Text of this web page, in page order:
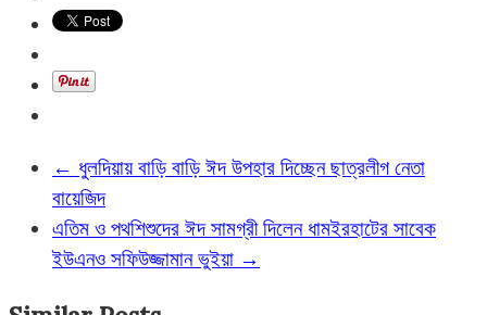
← ধুলদিয়ায় বাড়ি বাড়ি ঈদ উপহার দিচ্ছেন ছাত্রলীগ নেতা
বায়েজিদ
এতিম ও পথশিশুদের ঈদ সামগ্রী দিলেন ধামইরহাটের সাবেক
ইউএনও সফিউজ্জামান ভুইয়া →